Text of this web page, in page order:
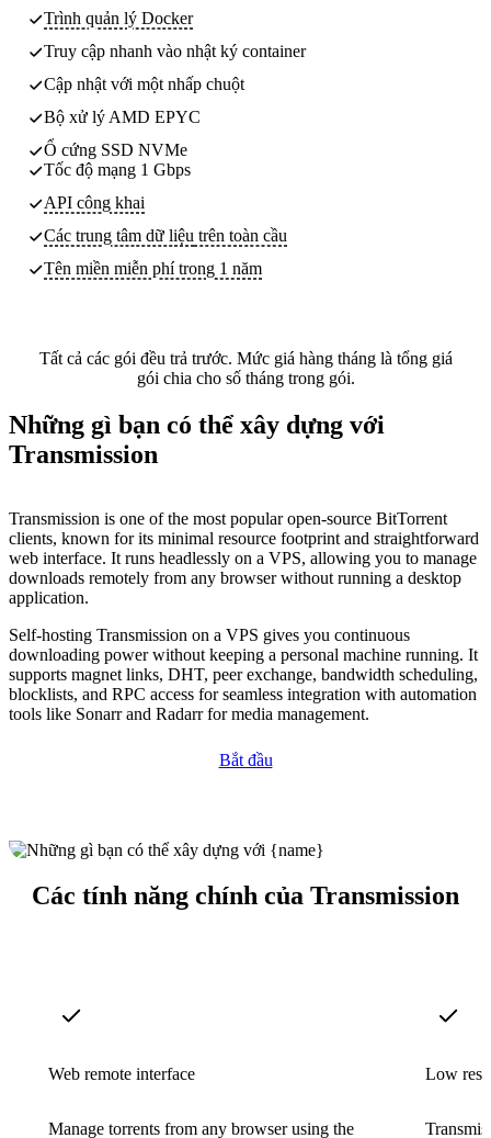
Trình quản lý Docker
Truy cập nhanh vào nhật ký container
Cập nhật với một nhấp chuột
Bộ xử lý AMD EPYC
Ổ cứng SSD NVMe
Tốc độ mạng 1 Gbps
API công khai
Các trung tâm dữ liệu trên toàn cầu
Tên miền miễn phí trong 1 năm
Tất cả các gói đều trả trước. Mức giá hàng tháng là tổng giá
gói chia cho số tháng trong gói.
Những gì bạn có thể xây dựng với
Transmission
Transmission is one of the most popular open-source BitTorrent
clients, known for its minimal resource footprint and straightforward
web interface. It runs headlessly on a VPS, allowing you to manage
downloads remotely from any browser without running a desktop
application.
Self-hosting Transmission on a VPS gives you continuous
downloading power without keeping a personal machine running. It
supports magnet links, DHT, peer exchange, bandwidth scheduling,
blocklists, and RPC access for seamless integration with automation
tools like Sonarr and Radarr for media management.
Bắt đầu
Các tính năng chính của Transmission
Web remote interface
Manage torrents from any browser using the
Low